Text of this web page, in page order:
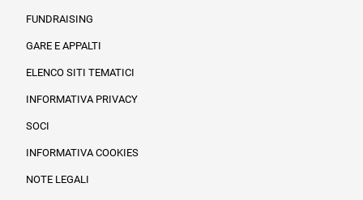
FUNDRAISING
GARE E APPALTI
ELENCO SITI TEMATICI
INFORMATIVA PRIVACY
SOCI
INFORMATIVA COOKIES
NOTE LEGALI